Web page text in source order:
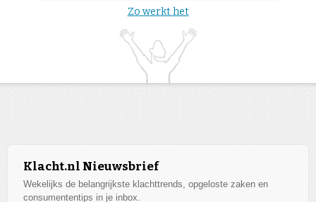
Zo werkt het
Klacht.nl Nieuwsbrief
Wekelijks de belangrijkste klachttrends, opgeloste zaken en
consumententips in je inbox.